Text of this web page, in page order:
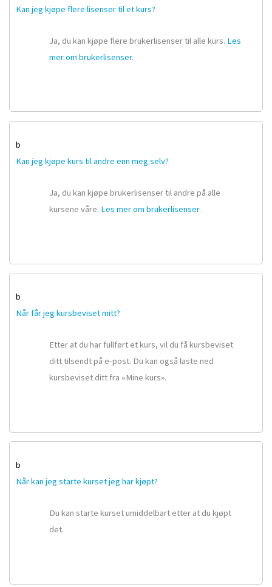
Kan jeg kjøpe flere lisenser til et kurs?
Ja, du kan kjøpe flere brukerlisenser til alle kurs. Les
mer om brukerlisenser.
b
Kan jeg kjøpe kurs til andre enn meg selv?
Ja, du kan kjøpe brukerlisenser til andre på alle
kursene våre. Les mer om brukerlisenser.
b
Når får jeg kursbeviset mitt?
Etter at du har fullført et kurs, vil du få kursbeviset
ditt tilsendt på e-post. Du kan også laste ned
kursbeviset ditt fra «Mine kurs».
b
Når kan jeg starte kurset jeg har kjøpt?
Du kan starte kurset umiddelbart etter at du kjøpt
det.